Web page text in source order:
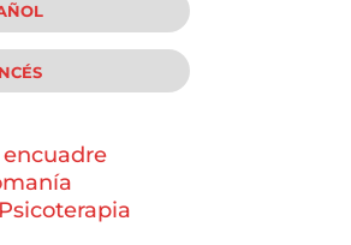
encuadre